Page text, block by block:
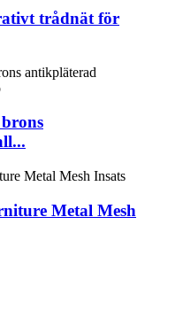
trådnät för
Metal Mesh